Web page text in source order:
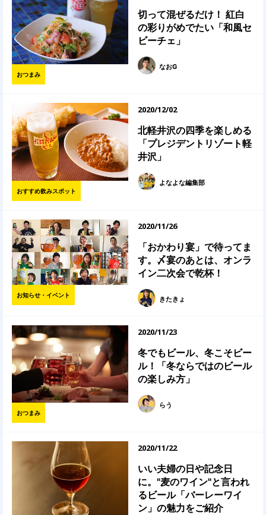
おつまみ
切って混ぜるだけ！ 紅白
の彩りがめでたい「和風セ
ビーチェ」
なおG
おすすめ飲みスポット
2020/12/02
北軽井沢の四季を楽しめる
「プレジデントリゾート軽
井沢」
よなよな編集部
お知らせ・イベント
2020/11/26
「おかわり宴」で待ってま
す。〆宴のあとは、オンラ
イン二次会で乾杯！
きたきょ
おつまみ
2020/11/23
冬でもビール、冬こそビー
ル！「冬ならではのビール
の楽しみ方」
らう
2020/11/22
いい夫婦の日や記念日
に。"麦のワイン"と言われ
るビール「バーレーワイ
ン」の魅力をご紹介